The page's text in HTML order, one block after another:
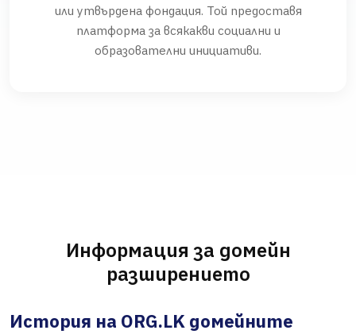
или утвърдена фондация. Той предоставя
платформа за всякакви социални и
образователни инициативи.
Информация за домейн
разширението
История на ORG.LK домейните